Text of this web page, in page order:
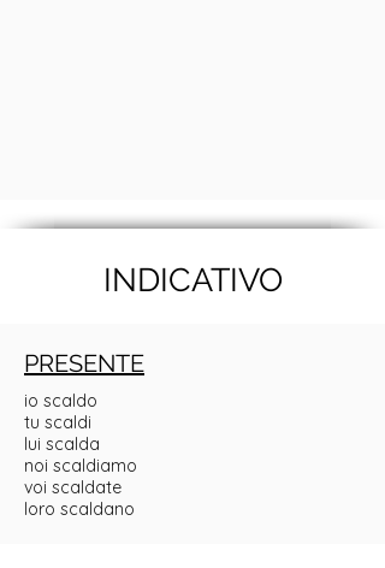
INDICATIVO
PRESENTE
io scaldo
tu scaldi
lui scalda
noi scaldiamo
voi scaldate
loro scaldano